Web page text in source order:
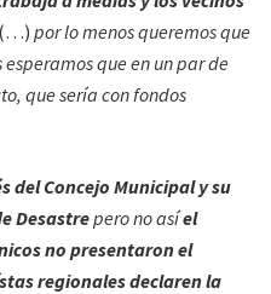
(…) por lo menos queremos que
que en un par de
que sería con fondos
del Concejo Municipal y su
Desastrepero no asíel
no presentaron el
regionales declaren la